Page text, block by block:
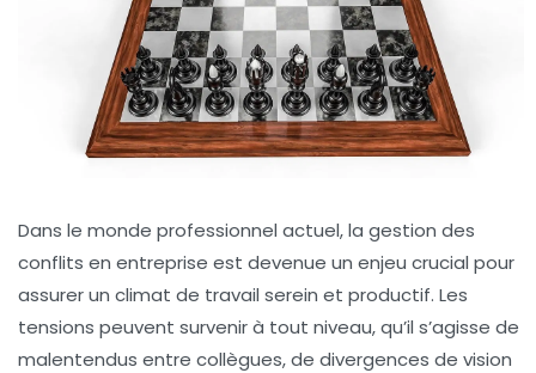
Dans le monde professionnel actuel, la gestion des
conflits en entreprise est devenue un enjeu crucial pour
assurer un climat de travail serein et productif. Les
tensions peuvent survenir à tout niveau, qu’il s’agisse de
malentendus entre collègues, de divergences de vision